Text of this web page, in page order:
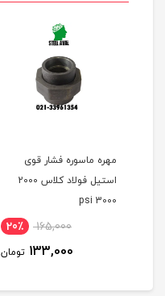
مهره ماسوره فشار قوی
استیل فولاد کلاس 2000
3000 psi
165,000 20٪
133,000 تومان